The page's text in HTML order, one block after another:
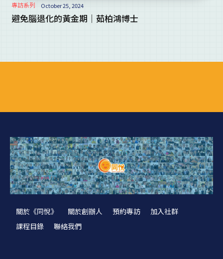
專訪系列 October 25, 2024
避免腦退化的黃金期｜茹柏鴻博士
關於《同悅》 關於創辦人 預約專訪
加入社群
課程目錄
聯絡我們